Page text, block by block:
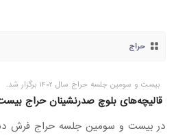
حراج
بیست‌ و سومین جلسه حراج سال 1402 برگزار شد.
قالیچه‌های بلوچ صدرنشینان حراج
در بیست و سومین جلسه حراج فرش